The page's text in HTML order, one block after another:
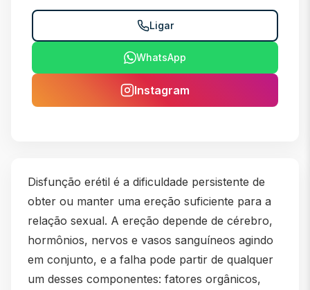
Disfunção erétil é a dificuldade persistente de
obter ou manter uma ereção suficiente para a
relação sexual. A ereção depende de cérebro,
hormônios, nervos e vasos sanguíneos agindo
em conjunto, e a falha pode partir de qualquer
um desses componentes: fatores orgânicos,
Ligar
WhatsApp
Instagram